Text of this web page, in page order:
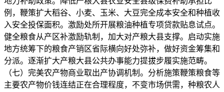
例，鞭策扩大稻谷、小麦、玉米、大豆完全成本安全和种植收
入安全投保面积。激励处所开展粮油种植专项贷款贴息试点。
健全粮食从产区补激励轨制，加大对产粮大县支撑。启动实施
地方统筹下的粮食产销区省际横向好处弥补，做好资金筹集和
分派。逐渐扩大产粮大县公共办事能力提拔步履实施范畴。
（七）完美农产物商业取出产协调机制。分析施策鞭策粮食等
主要农产物价钱连结正在合理程度，不变市场供需，种粮农人